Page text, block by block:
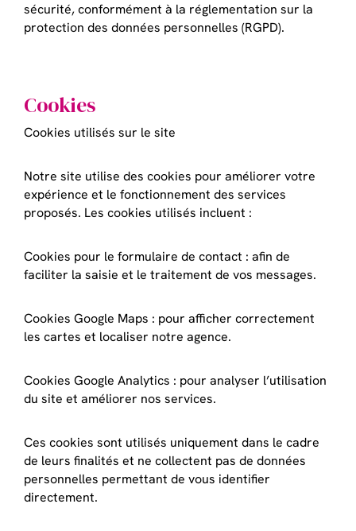
sécurité, conformément à la réglementation sur la
protection des données personnelles (RGPD).
Cookies
Cookies utilisés sur le site
Notre site utilise des cookies pour améliorer votre
expérience et le fonctionnement des services
proposés. Les cookies utilisés incluent :
Cookies pour le formulaire de contact : afin de
faciliter la saisie et le traitement de vos messages.
Cookies Google Maps : pour afficher correctement
les cartes et localiser notre agence.
Cookies Google Analytics : pour analyser l’utilisation
du site et améliorer nos services.
Ces cookies sont utilisés uniquement dans le cadre
de leurs finalités et ne collectent pas de données
personnelles permettant de vous identifier
directement.